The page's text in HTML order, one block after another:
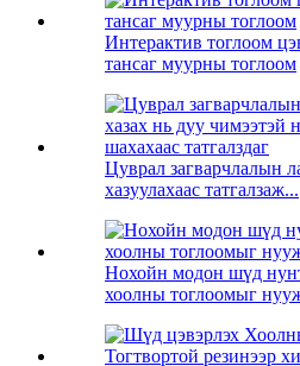
Интерактив тоглоом
тансаг муурны тоглоом
Цуврал загварчлалын
хазуулахаас татгалзаж...
Нохойн модон шүд
хоолны тоглоомыг